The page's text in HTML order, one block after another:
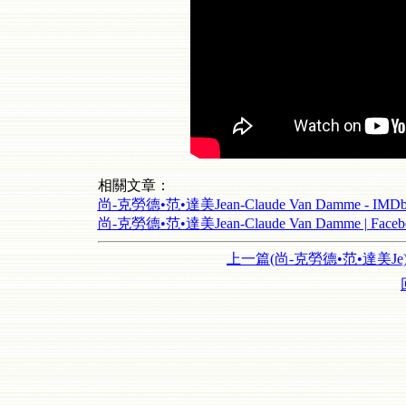
相關文章：
尚-克勞德•范•達美Jean-Claude Van Damme -
尚-克勞德•范•達美Jean-Claude Van Damme |
上一篇(尚-克勞德•范•達美